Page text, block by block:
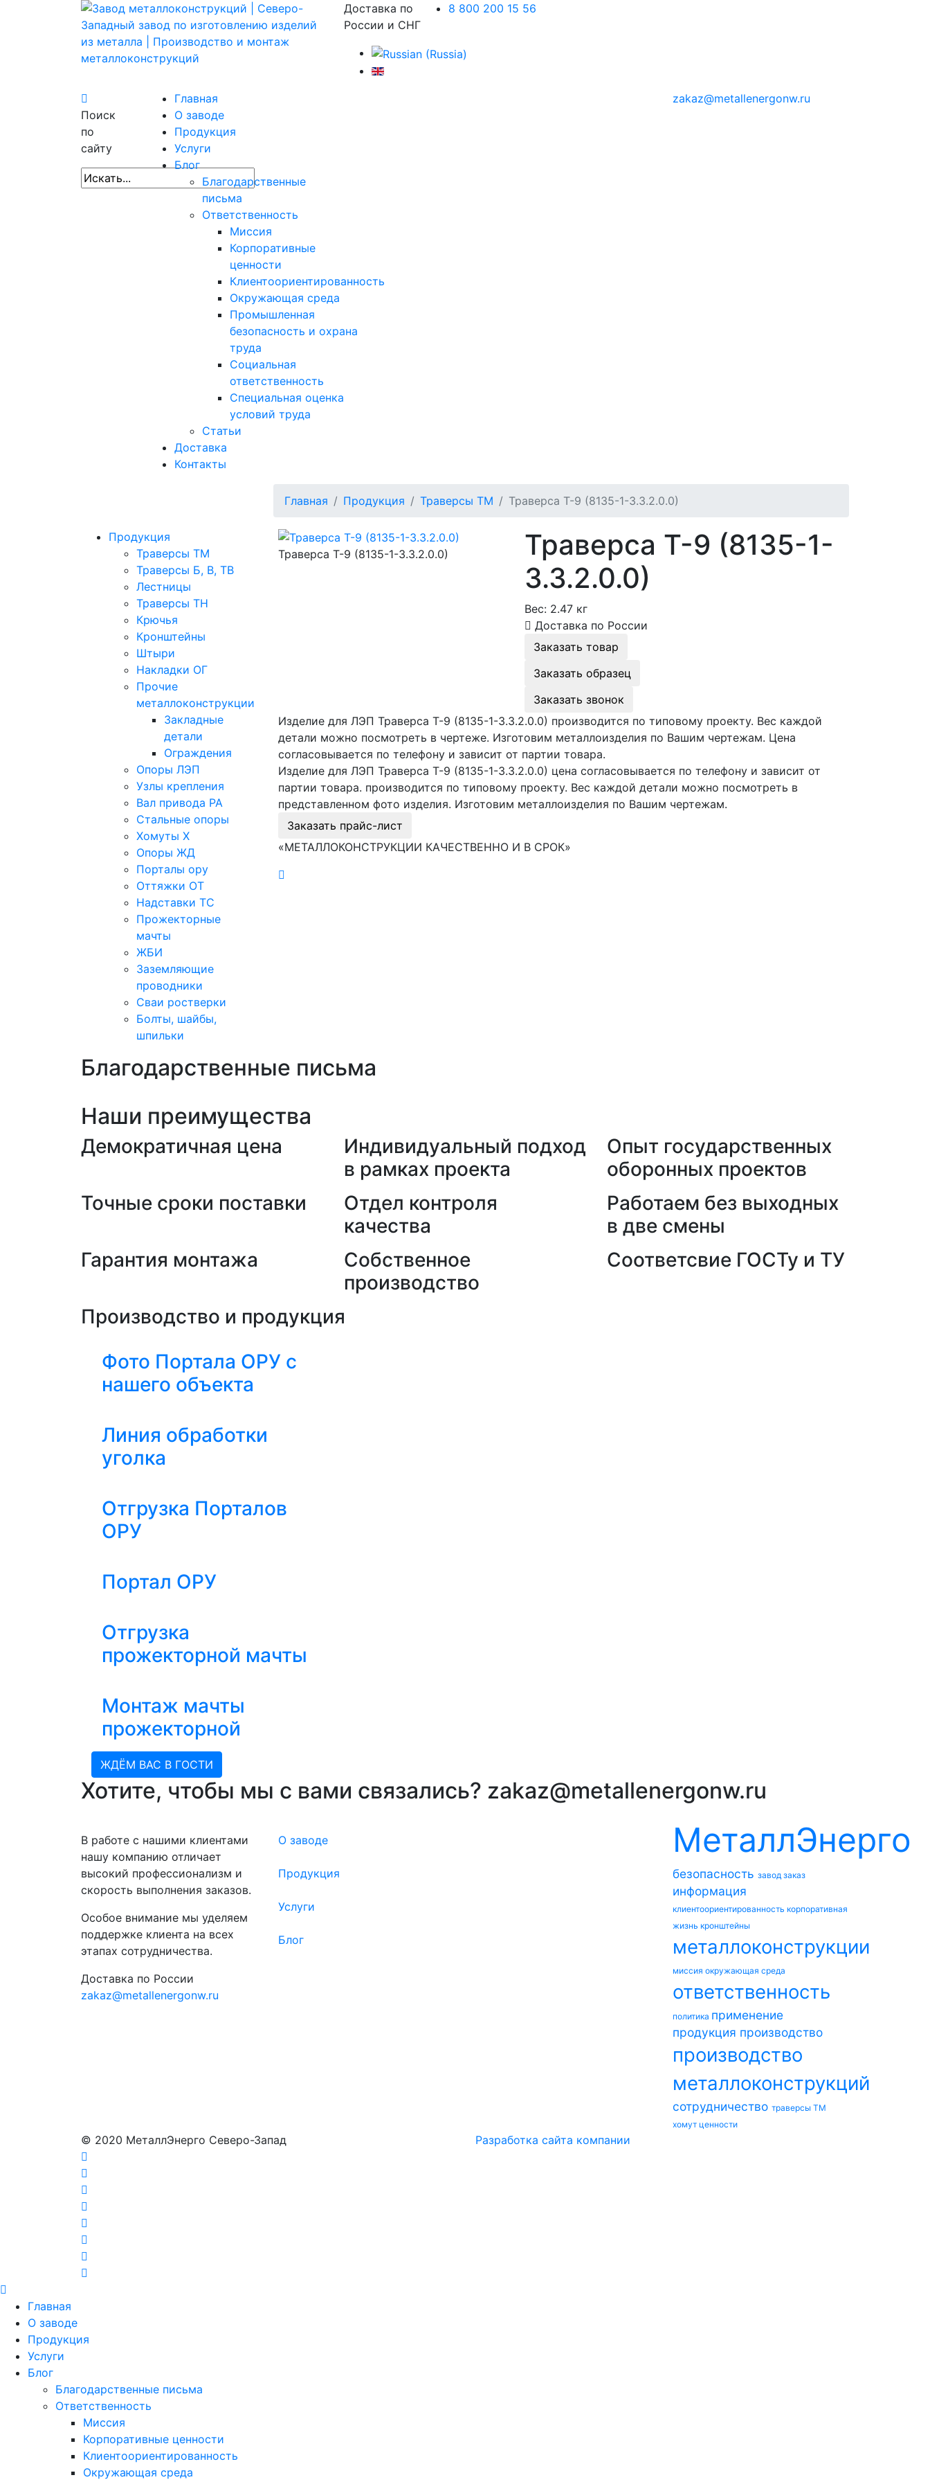
Доставка по
России и СНГ
8 800 200 15 56
Поиск
по
сайту
Главная
О заводе
Продукция
Услуги
Блог
Благодарственные
письма
Ответственность
Миссия
Корпоративные
ценности
Клиентоориентированность
Окружающая среда
Промышленная
безопасность и охрана
труда
Социальная
ответственность
Специальная оценка
условий труда
Статьи
Доставка
Контакты
zakaz@metallenergonw.ru
Главная Продукция Траверсы ТМ Траверса Т-9 (8135-1-3.3.2.0.0)
Продукция
Траверсы ТМ
Траверсы Б, В, ТВ
Лестницы
Траверсы ТН
Крючья
Кронштейны
Штыри
Накладки ОГ
Прочие
металлоконструкции
Закладные
детали
Ограждения
Опоры ЛЭП
Узлы крепления
Вал привода РА
Стальные опоры
Хомуты Х
Опоры ЖД
Порталы ору
Оттяжки ОТ
Надставки ТС
Прожекторные
мачты
ЖБИ
Заземляющие
проводники
Сваи ростверки
Болты, шайбы,
шпильки
Траверса Т-9 (8135-1-3.3.2.0.0)
Траверса Т-9 (8135-1-
3.3.2.0.0)
Вес: 2.47 кг
Доставка по России
Заказать товар
Заказать образец
Заказать звонок
Изделие для ЛЭП Траверса Т-9 (8135-1-3.3.2.0.0) производится по типовому проекту. Вес каждой
детали можно посмотреть в чертеже. Изготовим металлоизделия по Вашим чертежам. Цена
согласовывается по телефону и зависит от партии товара.
Изделие для ЛЭП Траверса Т-9 (8135-1-3.3.2.0.0) цена согласовывается по телефону и зависит от
партии товара. производится по типовому проекту. Вес каждой детали можно посмотреть в
представленном фото изделия. Изготовим металлоизделия по Вашим чертежам.
Заказать прайс-лист
«МЕТАЛЛОКОНСТРУКЦИИ КАЧЕСТВЕННО И В СРОК»
Благодарственные письма
Наши преимущества
Демократичная цена
Индивидуальный подход
в рамках проекта
Опыт государственных
оборонных проектов
Точные сроки поставки
Отдел контроля
качества
Работаем без выходных
в две смены
Гарантия монтажа
Собственное
производство
Соответсвие ГОСТу и ТУ
Производство и продукция
Фото Портала ОРУ с
нашего объекта
Линия обработки
уголка
Отгрузка Порталов
ОРУ
Портал ОРУ
Отгрузка
прожекторной мачты
Монтаж мачты
прожекторной
ЖДЁМ ВАС В ГОСТИ
Хотите, чтобы мы с вами связались? zakaz@metallenergonw.ru
В работе с нашими клиентами
нашу компанию отличает
высокий профессионализм и
скорость выполнения заказов.
Особое внимание мы уделяем
поддержке клиента на всех
этапах сотрудничества.
Доставка по России
zakaz@metallenergonw.ru
О заводе
Продукция
Услуги
Блог
МеталлЭнерго
безопасность завод заказ
информация
клиентоориентированность корпоративная
жизнь кронштейны
металлоконструкции
миссия окружающая среда
ответственность
политика применение
продукция производство
производство
металлоконструкций
сотрудничество траверсы ТМ
хомут ценности
© 2020 МеталлЭнерго Северо-Запад Разработка сайта компании
Главная
О заводе
Продукция
Услуги
Блог
Благодарственные письма
Ответственность
Миссия
Корпоративные ценности
Клиентоориентированность
Окружающая среда